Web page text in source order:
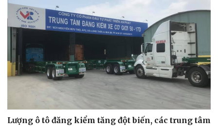
Thông tin doanh nghiệp
Doanh nghiệp 24h
Doanh nhân
Công nghệ
Sành điệu
Tin Công nghệ
Trải nghiệm
Chuyển đổi số
Lượng ô tô đăng kiểm tăng đột biến, các trung tâm